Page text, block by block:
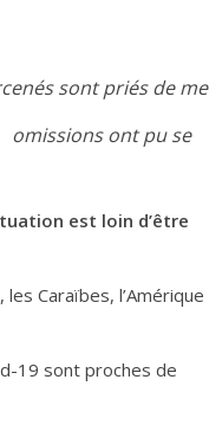
sont priés de me
ont pu se
est loin d’être
Caraïbes, l’Amérique
19 sont proches de